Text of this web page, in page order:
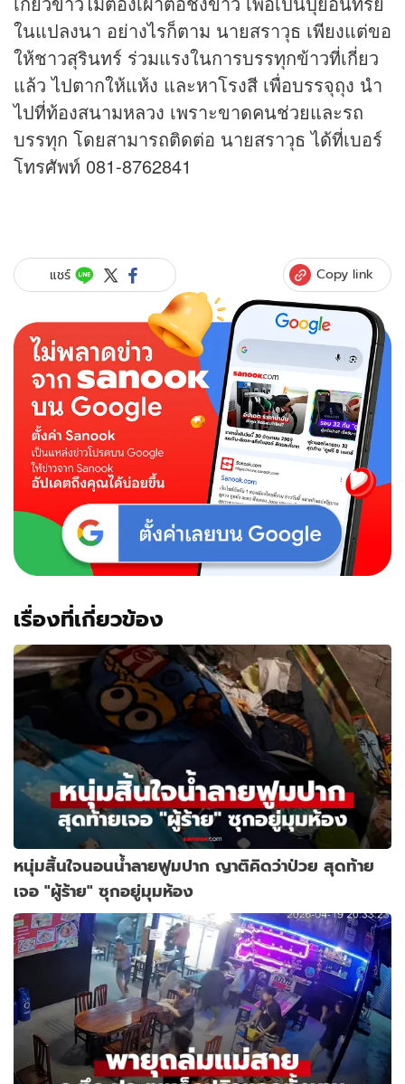
ในแปลงนา อย่างไรก็ตาม นายสราวุธ เพียงแต่ขอ
ให้ชาวสุรินทร์ ร่วมแรงในการบรรทุกข้าวที่เกี่ยว
แล้ว ไปตากให้แห้ง และหาโรงสี เพื่อบรรจุถุง นำ
ไปที่ท้องสนามหลวง เพราะขาดคนช่วยและรถ
บรรทุก โดยสามารถติดต่อ นายสราวุธ ได้ที่เบอร์
โทรศัพท์ 081-8762841
แชร์ Copy link
เรื่องที่เกี่ยวข้อง
หนุ่มสิ้นใจนอนน้ำลายฟูมปาก ญาติคิดว่าป่วย สุดท้าย
เจอ "ผู้ร้าย" ซุกอยู่มุมห้อง